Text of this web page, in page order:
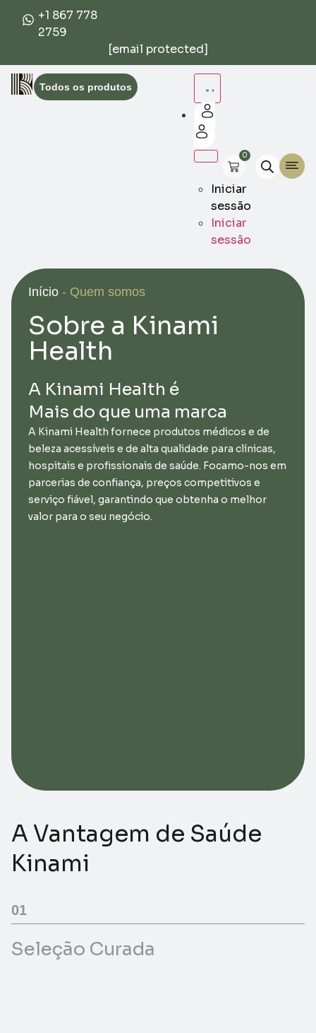
+1 867 778
2759
[email protected]
Todos os produtos
Iniciar
sessão
Iniciar
sessão
0
Início - Quem somos
Sobre a Kinami
Health
A Kinami Health é
Mais do que uma marca
A Kinami Health fornece produtos médicos e de
beleza acessíveis e de alta qualidade para clínicas,
hospitais e profissionais de saúde. Focamo-nos em
parcerias de confiança, preços competitivos e
serviço fiável, garantindo que obtenha o melhor
valor para o seu negócio.
A Vantagem de Saúde
Kinami
01
Seleção Curada